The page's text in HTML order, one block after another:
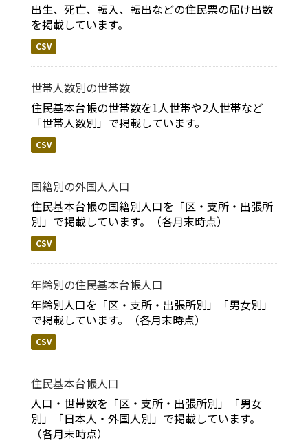
出生、死亡、転入、転出などの住民票の届け出数
を掲載しています。
CSV
世帯人数別の世帯数
住民基本台帳の世帯数を1人世帯や2人世帯など
「世帯人数別」で掲載しています。
CSV
国籍別の外国人人口
住民基本台帳の国籍別人口を「区・支所・出張所
別」で掲載しています。（各月末時点）
CSV
年齢別の住民基本台帳人口
年齢別人口を「区・支所・出張所別」「男女別」
で掲載しています。（各月末時点）
CSV
住民基本台帳人口
人口・世帯数を「区・支所・出張所別」「男女
別」「日本人・外国人別」で掲載しています。
（各月末時点）